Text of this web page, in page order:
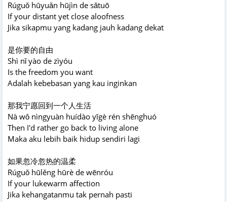
Rúguǒ hūyuǎn hūjìn de sǎtuō
If your distant yet close aloofness
Jika sikapmu yang kadang jauh kadang dekat
是你要的自由
Shì nǐ yào de zìyóu
Is the freedom you want
Adalah kebebasan yang kau inginkan
那我宁愿回到一个人生活
Nà wǒ nìngyuàn huídào yīgè rén shēnghuó
Then I'd rather go back to living alone
Maka aku lebih baik hidup sendiri lagi
如果忽冷忽热的温柔
Rúguǒ hūlěng hūrè de wēnróu
If your lukewarm affection
Jika kehangatanmu tak pernah pasti